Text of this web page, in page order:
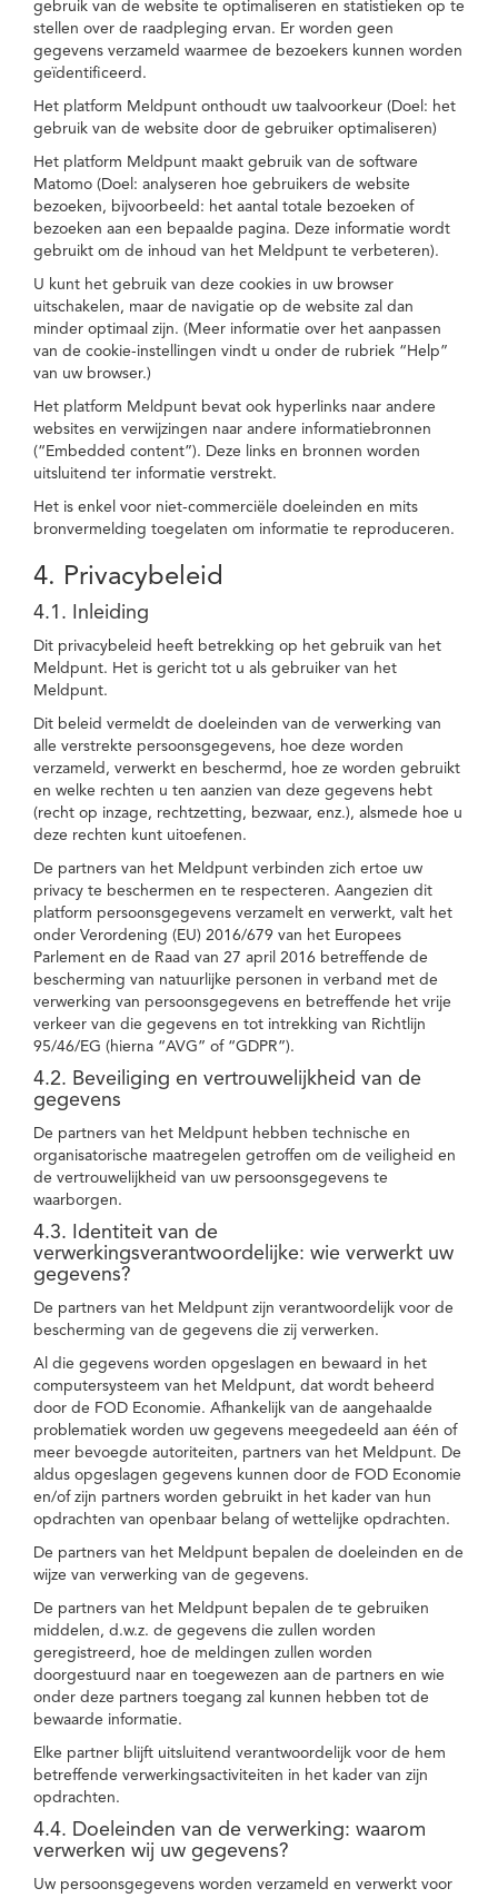
gebruik van de website te optimaliseren en statistieken op te
stellen over de raadpleging ervan. Er worden geen
gegevens verzameld waarmee de bezoekers kunnen worden
geïdentificeerd.
Het platform Meldpunt onthoudt uw taalvoorkeur (Doel: het
gebruik van de website door de gebruiker optimaliseren)
Het platform Meldpunt maakt gebruik van de software
Matomo (Doel: analyseren hoe gebruikers de website
bezoeken, bijvoorbeeld: het aantal totale bezoeken of
bezoeken aan een bepaalde pagina. Deze informatie wordt
gebruikt om de inhoud van het Meldpunt te verbeteren).
U kunt het gebruik van deze cookies in uw browser
uitschakelen, maar de navigatie op de website zal dan
minder optimaal zijn. (Meer informatie over het aanpassen
van de cookie-instellingen vindt u onder de rubriek “Help”
van uw browser.)
Het platform Meldpunt bevat ook hyperlinks naar andere
websites en verwijzingen naar andere informatiebronnen
(“Embedded content”). Deze links en bronnen worden
uitsluitend ter informatie verstrekt.
Het is enkel voor niet-commerciële doeleinden en mits
bronvermelding toegelaten om informatie te reproduceren.
4. Privacybeleid
4.1. Inleiding
Dit privacybeleid heeft betrekking op het gebruik van het
Meldpunt. Het is gericht tot u als gebruiker van het
Meldpunt.
Dit beleid vermeldt de doeleinden van de verwerking van
alle verstrekte persoonsgegevens, hoe deze worden
verzameld, verwerkt en beschermd, hoe ze worden gebruikt
en welke rechten u ten aanzien van deze gegevens hebt
(recht op inzage, rechtzetting, bezwaar, enz.), alsmede hoe u
deze rechten kunt uitoefenen.
De partners van het Meldpunt verbinden zich ertoe uw
privacy te beschermen en te respecteren. Aangezien dit
platform persoonsgegevens verzamelt en verwerkt, valt het
onder Verordening (EU) 2016/679 van het Europees
Parlement en de Raad van 27 april 2016 betreffende de
bescherming van natuurlijke personen in verband met de
verwerking van persoonsgegevens en betreffende het vrije
verkeer van die gegevens en tot intrekking van Richtlijn
95/46/EG (hierna “AVG” of “GDPR”).
4.2. Beveiliging en vertrouwelijkheid van de
gegevens
De partners van het Meldpunt hebben technische en
organisatorische maatregelen getroffen om de veiligheid en
de vertrouwelijkheid van uw persoonsgegevens te
waarborgen.
4.3. Identiteit van de
verwerkingsverantwoordelijke: wie verwerkt uw
gegevens?
De partners van het Meldpunt zijn verantwoordelijk voor de
bescherming van de gegevens die zij verwerken.
Al die gegevens worden opgeslagen en bewaard in het
computersysteem van het Meldpunt, dat wordt beheerd
door de FOD Economie. Afhankelijk van de aangehaalde
problematiek worden uw gegevens meegedeeld aan één of
meer bevoegde autoriteiten, partners van het Meldpunt. De
aldus opgeslagen gegevens kunnen door de FOD Economie
en/of zijn partners worden gebruikt in het kader van hun
opdrachten van openbaar belang of wettelijke opdrachten.
De partners van het Meldpunt bepalen de doeleinden en de
wijze van verwerking van de gegevens.
De partners van het Meldpunt bepalen de te gebruiken
middelen, d.w.z. de gegevens die zullen worden
geregistreerd, hoe de meldingen zullen worden
doorgestuurd naar en toegewezen aan de partners en wie
onder deze partners toegang zal kunnen hebben tot de
bewaarde informatie.
Elke partner blijft uitsluitend verantwoordelijk voor de hem
betreffende verwerkingsactiviteiten in het kader van zijn
opdrachten.
4.4. Doeleinden van de verwerking: waarom
verwerken wij uw gegevens?
Uw persoonsgegevens worden verzameld en verwerkt voor